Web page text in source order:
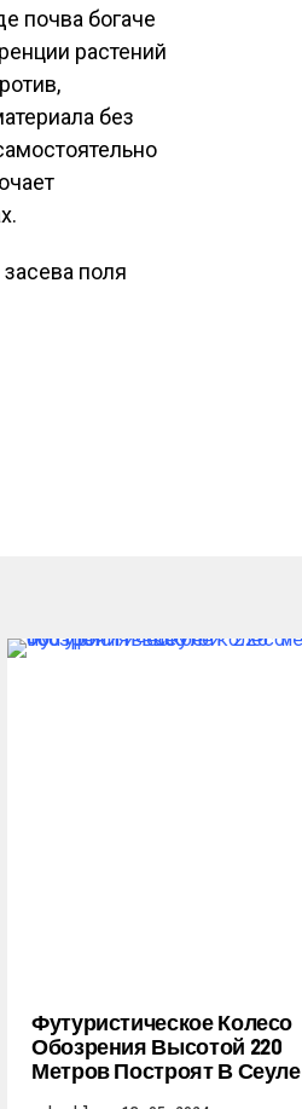
почва богаче
растений
без
Футуристическое Колесо
Обозрения Высотой 220
Метров Построят В Сеуле